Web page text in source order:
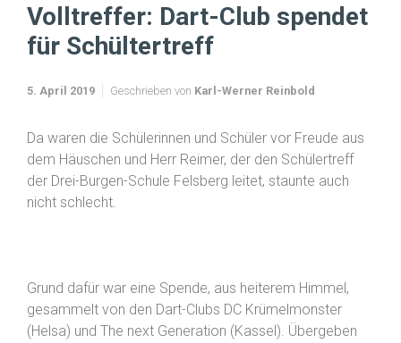
Volltreffer: Dart-Club spendet
für Schültertreff
5. April 2019 Geschrieben von Karl-Werner Reinbold
Da waren die Schülerinnen und Schüler vor Freude aus
dem Häuschen und Herr Reimer, der den Schülertreff
der Drei-Burgen-Schule Felsberg leitet, staunte auch
nicht schlecht.
Grund dafür war eine Spende, aus heiterem Himmel,
gesammelt von den Dart-Clubs DC Krümelmonster
(Helsa) und The next Generation (Kassel). Übergeben